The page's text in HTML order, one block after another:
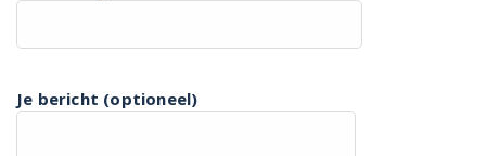
Je bericht (optioneel)